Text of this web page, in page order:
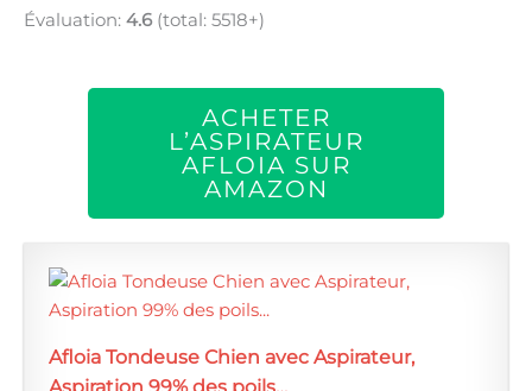
Évaluation: 4.6(total: 5518+)
ACHETER
L’ASPIRATEUR
AFLOIA SUR
AMAZON
Afloia Tondeuse Chien avec Aspirateur,